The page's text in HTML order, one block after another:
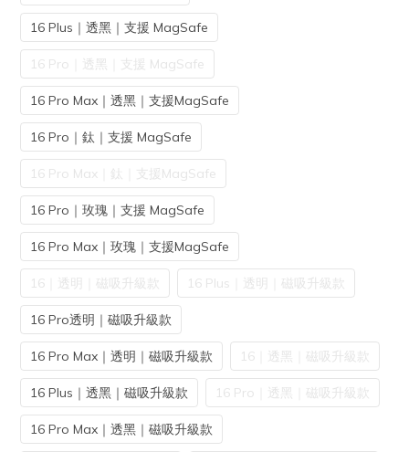
16 Plus｜透黑｜支援 MagSafe
16 Pro｜透黑｜支援 MagSafe
16 Pro Max｜透黑｜支援MagSafe
16 Pro｜鈦｜支援 MagSafe
16 Pro Max｜鈦｜支援MagSafe
16 Pro｜玫瑰｜支援 MagSafe
16 Pro Max｜玫瑰｜支援MagSafe
16｜透明｜磁吸升級款 16 Plus｜透明｜磁吸升級款
16 Pro透明｜磁吸升級款
16 Pro Max｜透明｜磁吸升級款 16｜透黑｜磁吸升級款
16 Plus｜透黑｜磁吸升級款 16 Pro｜透黑｜磁吸升級款
16 Pro Max｜透黑｜磁吸升級款